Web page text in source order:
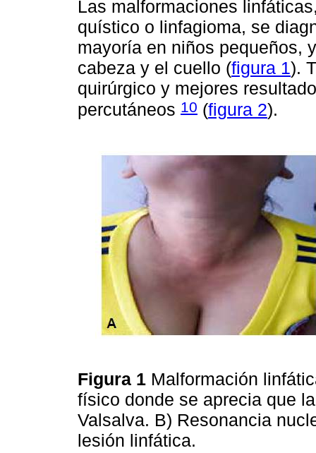
Las malformaciones
quístico o linfagioma, se
mayoría en niños pequeños,
cabeza y el cuello (figura 1).
quirúrgico y mejores
percutáneos 10 (figura 2).
Figura 1 Malformación
físico donde se aprecia que
Valsalva. B) Resonancia
lesión linfática.